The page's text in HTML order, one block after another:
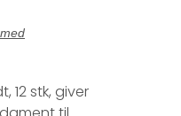
12 stk, giver